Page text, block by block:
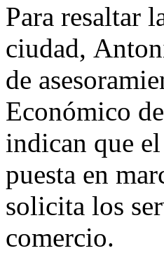
Para resaltar
ciudad,
de
Económico
indican que
puesta en
solicita los
comercio.